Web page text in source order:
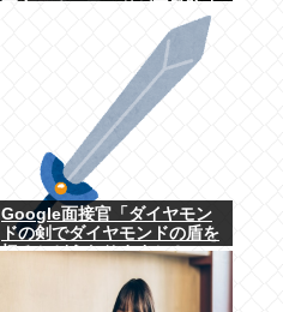
Google面接官「ダイヤモン
ドの剣でダイヤモンドの盾を
切るとどうなりますか？」